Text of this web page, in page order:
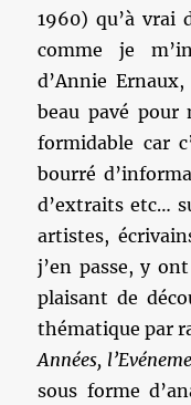
1960) qu’à vrai
comme je
d’Annie
beau pavé pour
formidable car
bourré
d’extraits etc…
artistes,
j’en passe, y
plaisant de
thématique par
Années,
sous forme